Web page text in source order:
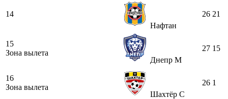
14
Нафтан
26 21
15
Зона вылета
Днепр М
27 15
16
Зона вылета
Шахтёр С
26 1